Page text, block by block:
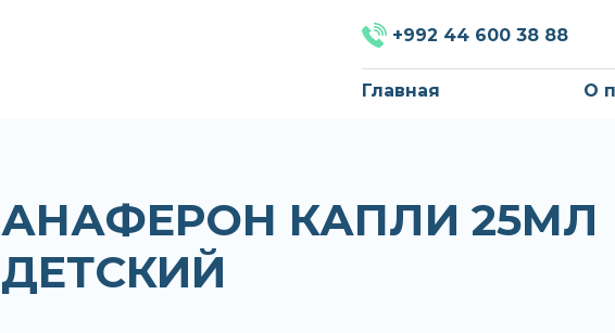
+992 44 600 38 88
Главная О
АНАФЕРОН КАПЛИ 25МЛ
ДЕТСКИЙ